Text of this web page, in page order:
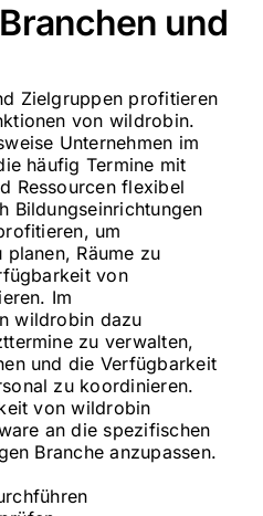
und
Zielgruppen profitieren
von wildrobin.
Unternehmen im
häufig Termine mit
Ressourcen flexibel
Bildungseinrichtungen
um
Räume zu
von
Im
wildrobin dazu
zu verwalten,
und die Verfügbarkeit
zu koordinieren.
von wildrobin
an die spezifischen
Branche anzupassen.